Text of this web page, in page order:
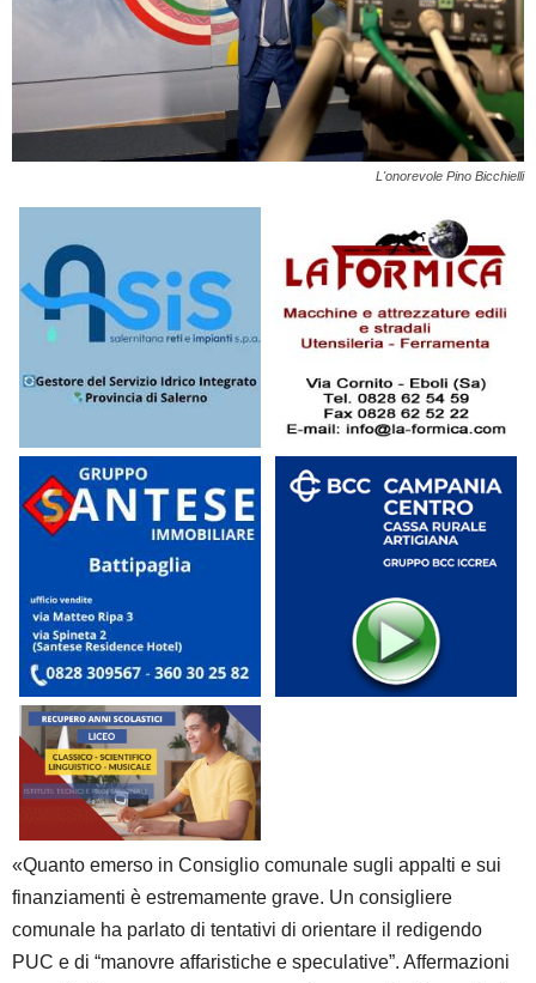
L'onorevole Pino Bicchielli
«Quanto emerso in Consiglio comunale sugli appalti e sui
finanziamenti è estremamente grave. Un consigliere
comunale ha parlato di tentativi di orientare il redigendo
PUC e di “manovre affaristiche e speculative”. Affermazioni